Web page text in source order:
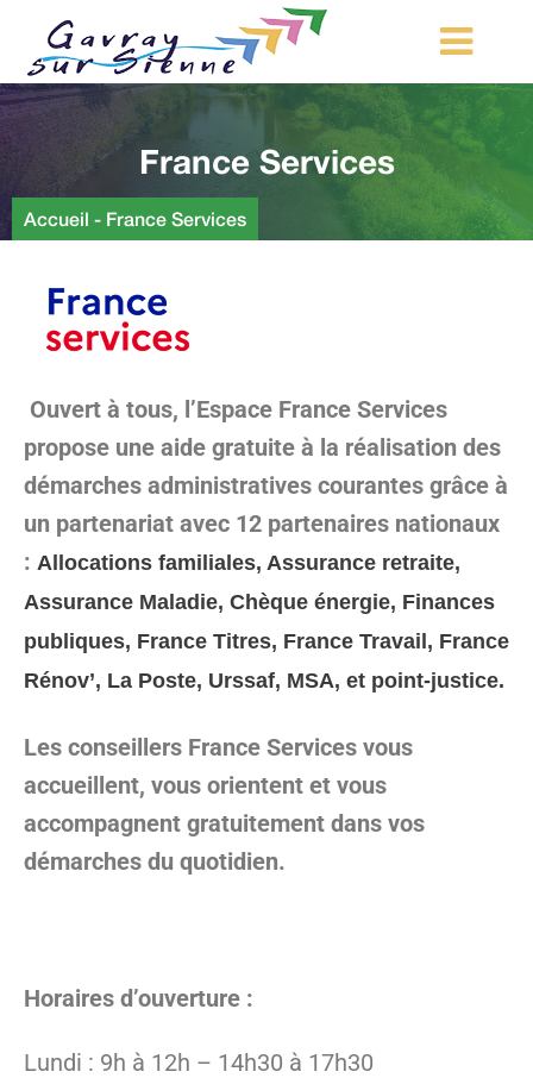
MA COMMUNE
MON QUOTIDIEN
LOISIRS ET TOURISME
Démarches d’urbanisme
France Services
Accueil - France Services
Ouvert à tous, l’Espace France Services
propose une aide gratuite à la réalisation des
démarches administratives courantes grâce à
un partenariat avec 12 partenaires nationaux
: Allocations familiales, Assurance retraite,
Assurance Maladie, Chèque énergie, Finances
publiques, France Titres, France Travail, France
Rénov’, La Poste, Urssaf, MSA, et point-justice.
Les conseillers France Services vous
accueillent, vous orientent et vous
accompagnent gratuitement dans vos
démarches du quotidien.
Horaires d’ouverture :
Lundi : 9h à 12h – 14h30 à 17h30